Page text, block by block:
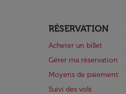
RÉSERVATION
Acheter un billet
Gérer ma réservation
Moyens de paiement
Suivi des vols